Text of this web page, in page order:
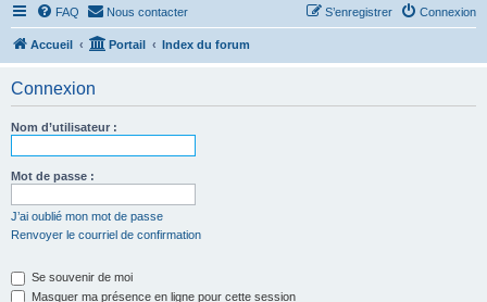
FAQ Nous contacter Connexion
S’enregistrer
Accueil Portail Index du forum
Connexion
Nom d’utilisateur :
Mot de passe :
J’ai oublié mon mot de passe
Renvoyer le courriel de confirmation
Se souvenir de moi
Masquer ma présence en ligne pour cette session